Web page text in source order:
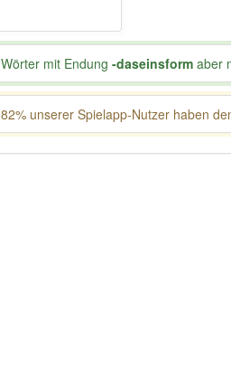
Wörter mit Endung-daseinsform aber
82% unserer Spielapp-Nutzer haben